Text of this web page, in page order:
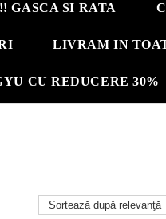
GASCA SI RATA
LIVRAM IN
CU REDUCERE 30%